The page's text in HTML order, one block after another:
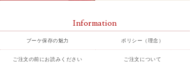
Information
ブーケ保存の魅力 ポリシー（理念）
ご注文の前にお読みください ご注文について